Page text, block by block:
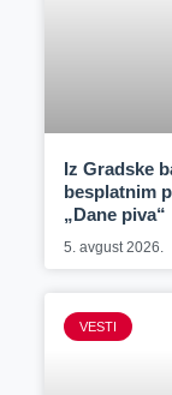
Iz Gradske
besplatnim
„Dane piva“
5. avgust 2026.
VESTI